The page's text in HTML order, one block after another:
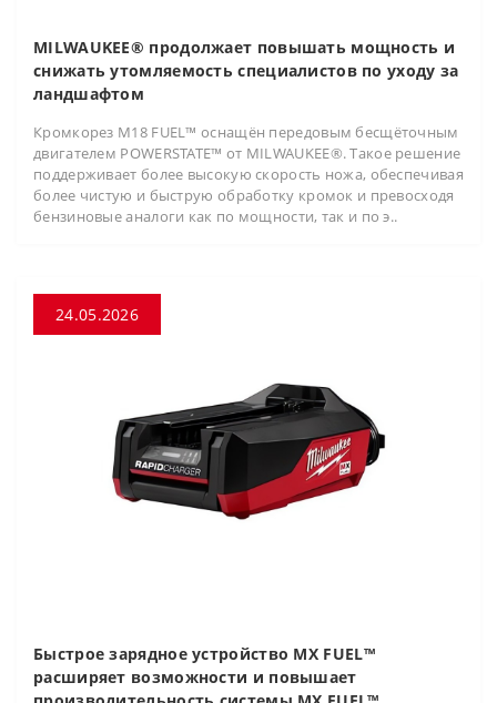
MILWAUKEE® продолжает повышать мощность и
снижать утомляемость специалистов по уходу за
ландшафтом
Кромкорез M18 FUEL™ оснащён передовым бесщёточным
двигателем POWERSTATE™ от MILWAUKEE®. Такое решение
поддерживает более высокую скорость ножа, обеспечивая
более чистую и быструю обработку кромок и превосходя
бензиновые аналоги как по мощности, так и по э..
24.05.2026
Быстрое зарядное устройство MX FUEL™
расширяет возможности и повышает